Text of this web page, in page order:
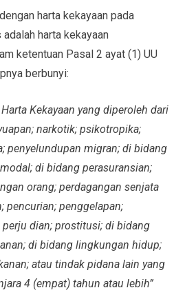
harta kekayaan pada
harta kekayaan
ketentuan Pasal 2 ayat (1) UU
berbunyi:
Kekayaan yang diperoleh dari
narkotik; psikotropika;
penyelundupan migran; di bidang
di bidang perasuransian;
orang; perdagangan senjata
pencurian; penggelapan;
dian; prostitusi; di bidang
di bidang lingkungan hidup;
atau tindak pidana lain yang
4 (empat) tahun atau lebih”